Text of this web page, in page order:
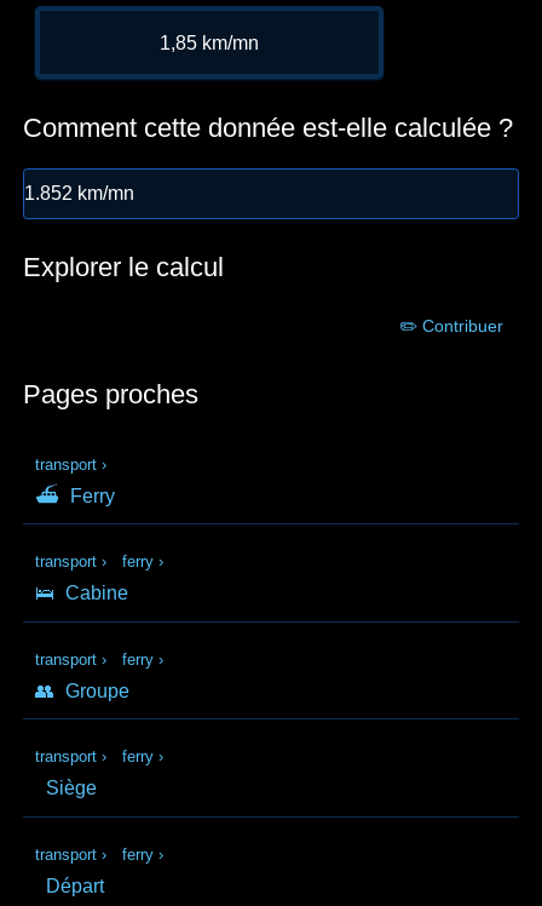
1,85 km/mn
Comment cette donnée est-elle calculée ?
1.852 km/mn
Explorer le calcul
✏️ Contribuer
Pages proches
transport ›
⛴ Ferry
transport › ferry ›
🛌 Cabine
transport › ferry ›
👥 Groupe
transport › ferry ›
Siège
transport › ferry ›
Départ